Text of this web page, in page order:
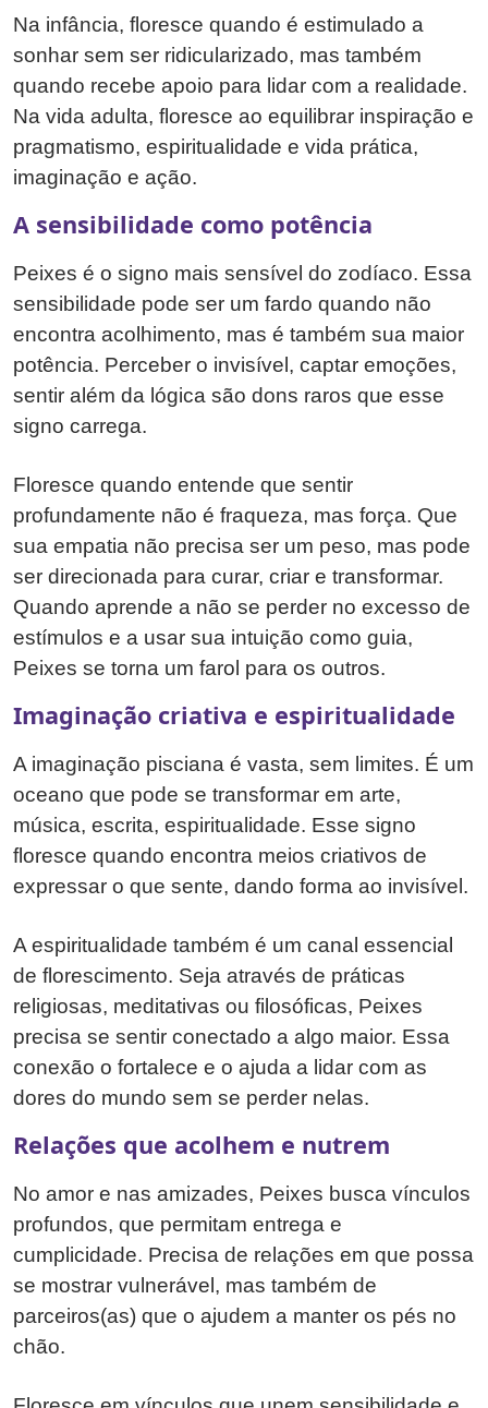
Na infância, floresce quando é estimulado a
sonhar sem ser ridicularizado, mas também
quando recebe apoio para lidar com a realidade.
Na vida adulta, floresce ao equilibrar inspiração e
pragmatismo, espiritualidade e vida prática,
imaginação e ação.
A sensibilidade como potência
Peixes é o signo mais sensível do zodíaco. Essa
sensibilidade pode ser um fardo quando não
encontra acolhimento, mas é também sua maior
potência. Perceber o invisível, captar emoções,
sentir além da lógica são dons raros que esse
signo carrega.
Floresce quando entende que sentir
profundamente não é fraqueza, mas força. Que
sua empatia não precisa ser um peso, mas pode
ser direcionada para curar, criar e transformar.
Quando aprende a não se perder no excesso de
estímulos e a usar sua intuição como guia,
Peixes se torna um farol para os outros.
Imaginação criativa e espiritualidade
A imaginação pisciana é vasta, sem limites. É um
oceano que pode se transformar em arte,
música, escrita, espiritualidade. Esse signo
floresce quando encontra meios criativos de
expressar o que sente, dando forma ao invisível.
A espiritualidade também é um canal essencial
de florescimento. Seja através de práticas
religiosas, meditativas ou filosóficas, Peixes
precisa se sentir conectado a algo maior. Essa
conexão o fortalece e o ajuda a lidar com as
dores do mundo sem se perder nelas.
Relações que acolhem e nutrem
No amor e nas amizades, Peixes busca vínculos
profundos, que permitam entrega e
cumplicidade. Precisa de relações em que possa
se mostrar vulnerável, mas também de
parceiros(as) que o ajudem a manter os pés no
chão.